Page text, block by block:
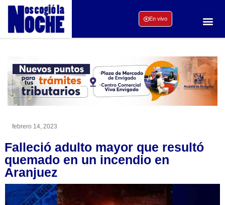
En vivo
febrero 14, 2023
Falleció adulto mayor que resultó
quemado en un incendio en
Aranjuez